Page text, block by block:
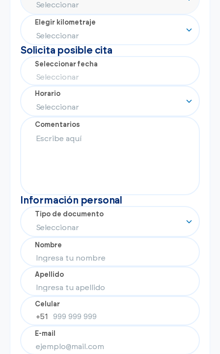
Promociones
Flotas
Vende tu auto
Financiamiento
Noticias
Centro de ayuda
Elegir kilometraje
Solicita posible cita
Seleccionar fecha
Horario
Comentarios
Información personal
Tipo de documento
Nombre
Apellido
Celular
+51
E-mail